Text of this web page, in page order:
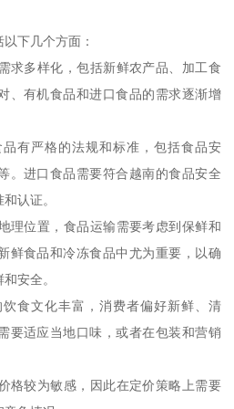
下几个方面：
求多样化，包括新鲜农产品、加工食
、有机食品和进口食品的需求逐渐增
有严格的法规和标准，包括食品安
。进口食品需要符合越南的食品安全
认证。
理位置，食品运输需要考虑到保鲜和
鲜食品和冷冻食品中尤为重要，以确
安全。
食文化丰富，消费者偏好新鲜、清
要适应当地口味，或者在包装和营销
格较为敏感，因此在定价策略上需要